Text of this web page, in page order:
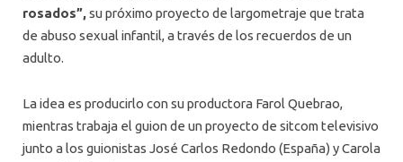
rosados”,su próximo proyecto de largometraje que trata
de abuso sexual infantil, a través de los recuerdos de un
adulto.
La idea es producirlo con su productora Farol Quebrao,
mientras trabaja el guion de un proyecto de sitcom televisivo
junto a los guionistas José Carlos Redondo (España) y Carola